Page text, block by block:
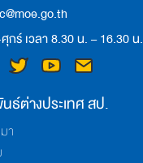
กร์ เวลา 8.30 น. – 16.30 น.
ต่างประเทศ สป.
า